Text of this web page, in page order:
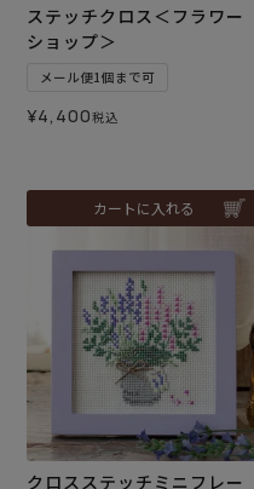
ステッチクロス＜フラワー
ショップ＞
メール便1個まで可
¥4,400税込
カートに入れる
クロスステッチミニフレー